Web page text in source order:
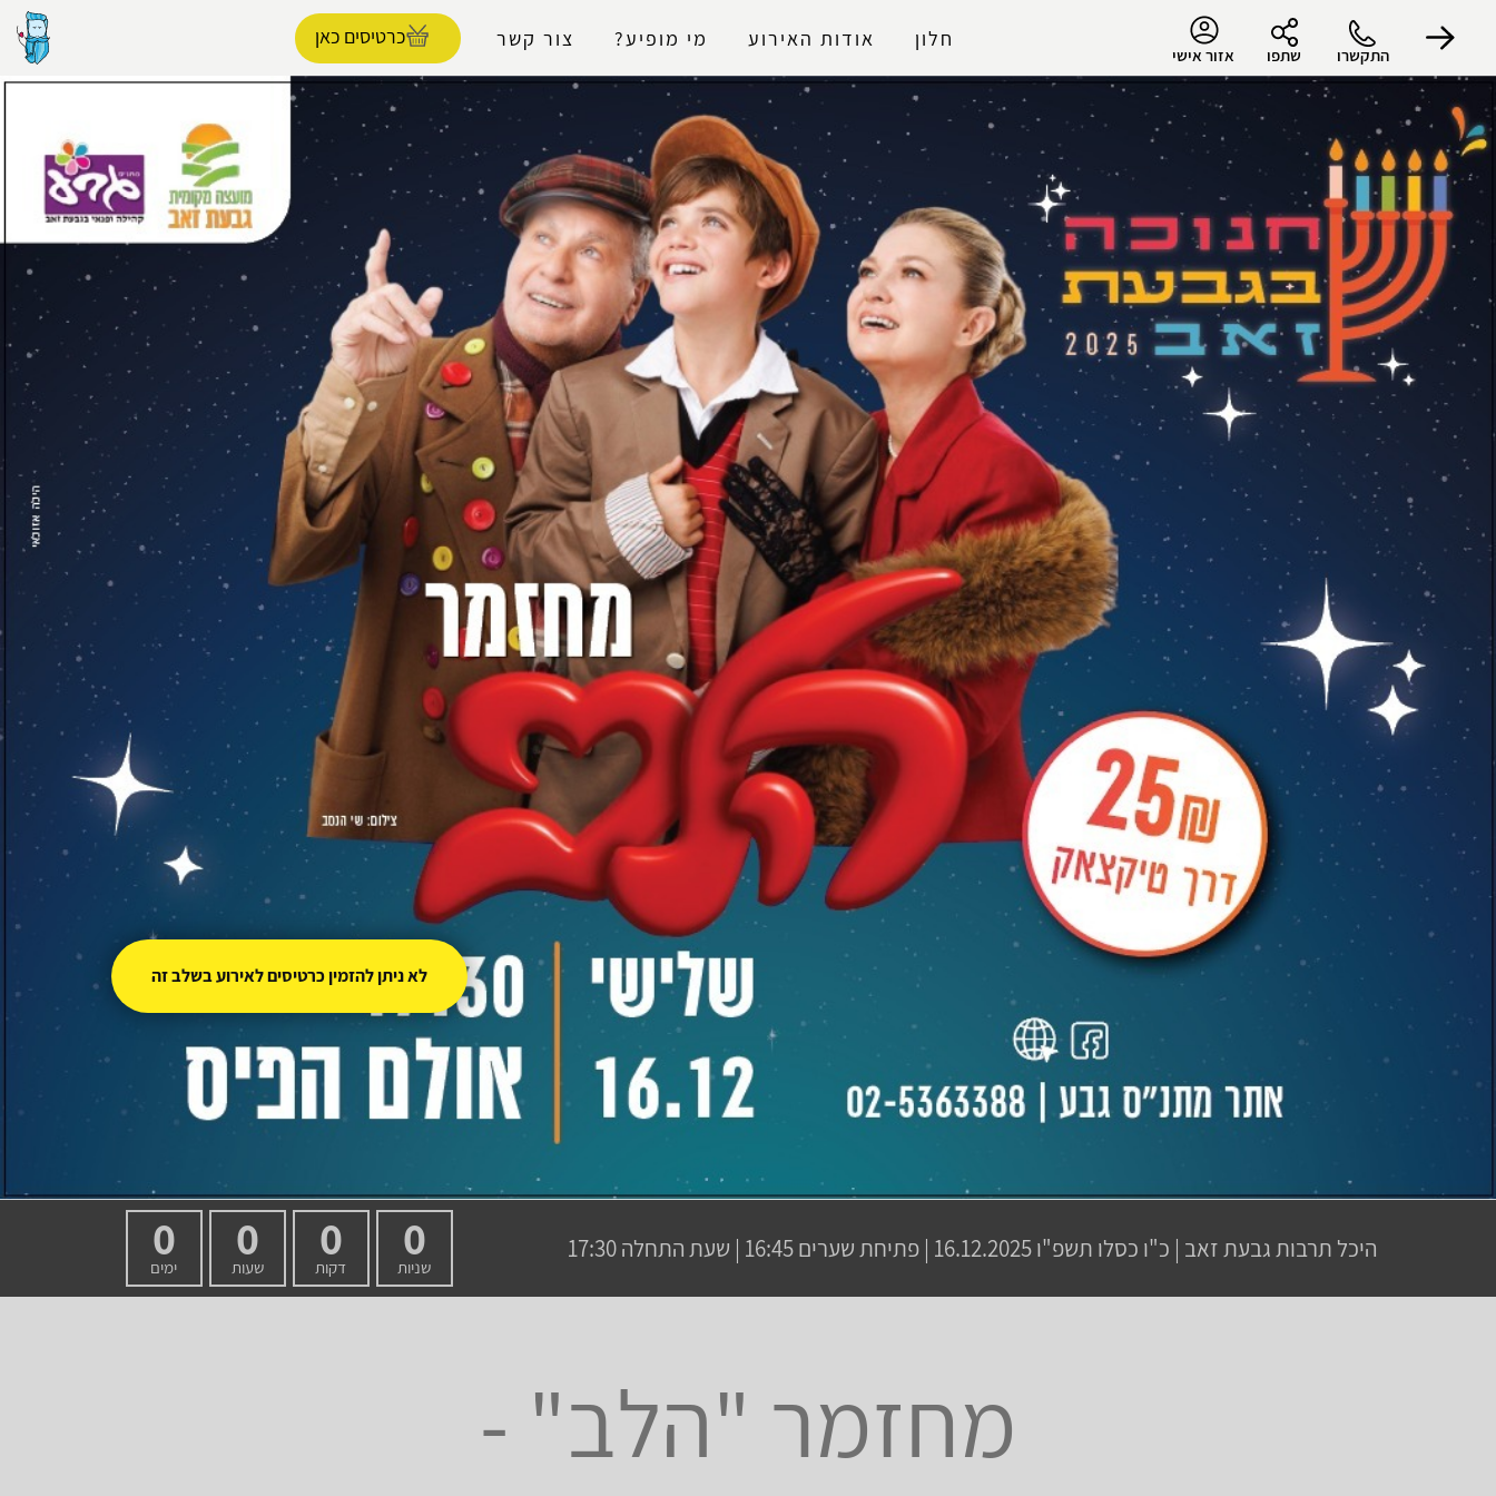
התקשרו שתפו אזור אישי
חלון אודות האירוע מי מופיע? צור קשר כרטיסים כאן
הפרופיל שלי
התנתק
היכל תרבות גבעת זאב | כ"ו כסלו תשפ"ו16.12.2025 | פתיחת שערים 16:45 | שעת התחלה 17:30 0
שניות
0
דקות
0
שעות
0
ימים
מחזמר "הלב" -
לא ניתן להזמין כרטיסים לאירוע בשלב זה